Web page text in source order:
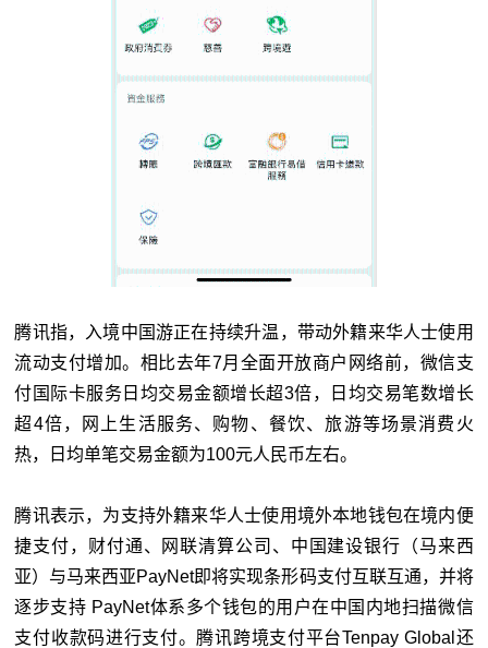
腾讯指，入境中国游正在持续升温，带动外籍来华人士使用
流动支付增加。相比去年7月全面开放商户网络前，微信支
付国际卡服务日均交易金额增长超3倍，日均交易笔数增长
超4倍，网上生活服务、购物、餐饮、旅游等场景消费火
热，日均单笔交易金额为100元人民币左右。
腾讯表示，为支持外籍来华人士使用境外本地钱包在境内便
捷支付，财付通、网联清算公司、中国建设银行（马来西
亚）与马来西亚PayNet即将实现条形码支付互联互通，并将
逐步支持 PayNet体系多个钱包的用户在中国内地扫描微信
支付收款码进行支付。腾讯跨境支付平台Tenpay Global还